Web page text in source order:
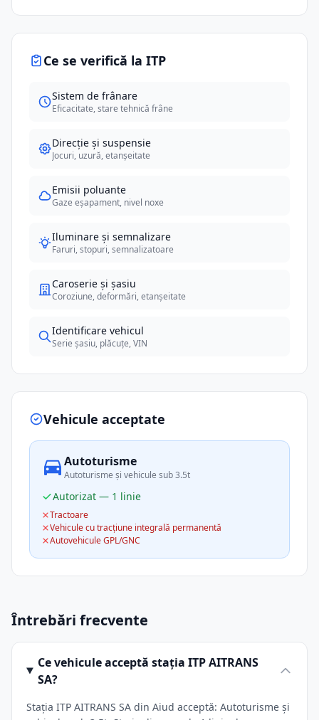
Ce se verifică la ITP
Sistem de frânare
Eficacitate, stare tehnică frâne
Direcție și suspensie
Jocuri, uzură, etanșeitate
Emisii poluante
Gaze eșapament, nivel noxe
Iluminare și semnalizare
Faruri, stopuri, semnalizatoare
Caroserie și șasiu
Coroziune, deformări, etanșeitate
Identificare vehicul
Serie șasiu, plăcuțe, VIN
Vehicule acceptate
Autoturisme
Autoturisme și vehicule sub 3.5t
Autorizat — 1 linie
Tractoare
Vehicule cu tracțiune integrală permanentă
Autovehicule GPL/GNC
Întrebări frecvente
Ce vehicule acceptă stația ITP AITRANS
SA?
Stația ITP AITRANS SA din Aiud acceptă: Autoturisme și